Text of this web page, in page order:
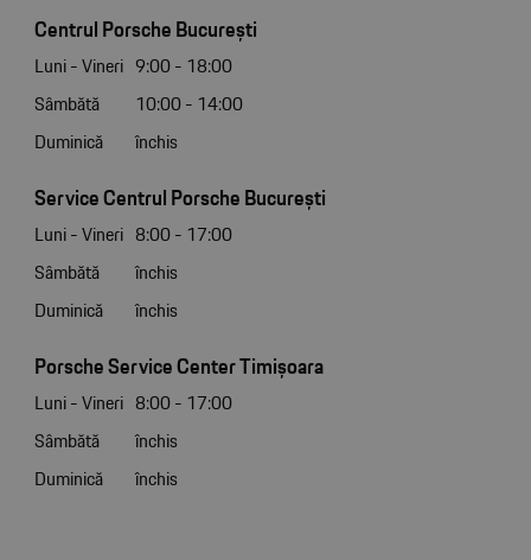
Centrul Porsche București
Luni - Vineri 9:00 - 18:00
Sâmbătă
10:00 - 14:00
Duminică
închis
Service Centrul Porsche București
Luni - Vineri 8:00 - 17:00
Sâmbătă
închis
Duminică
închis
Porsche Service Center Timișoara
Luni - Vineri 8:00 - 17:00
Sâmbătă
închis
Duminică
închis